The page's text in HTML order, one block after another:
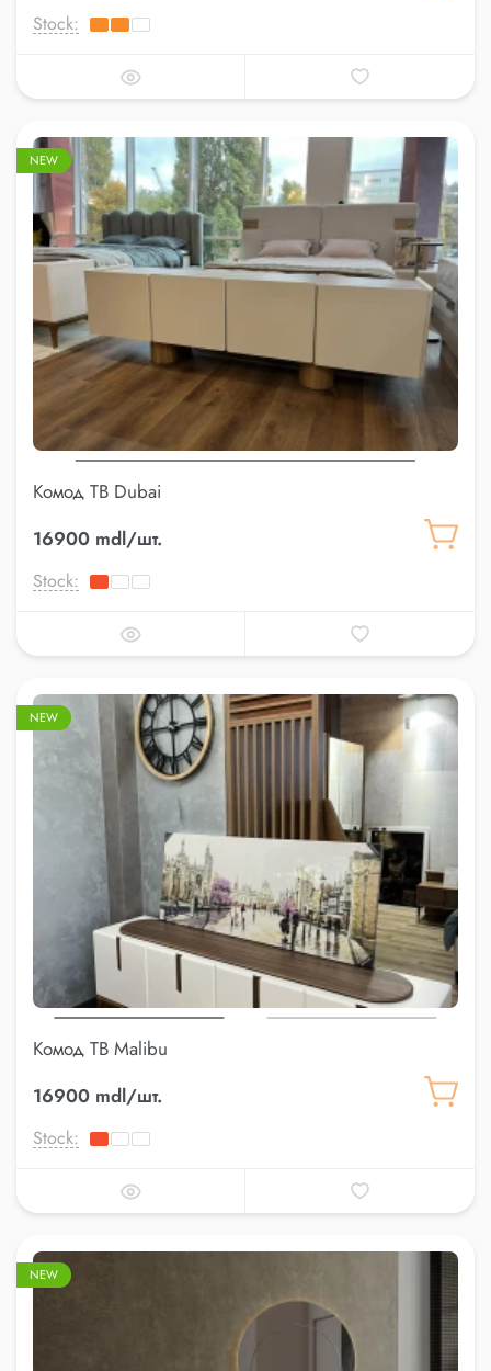
Stock:
NEW
Комод ТВ Dubai
16900 mdl/шт.
Stock:
NEW
Комод ТВ Malibu
16900 mdl/шт.
Stock:
NEW